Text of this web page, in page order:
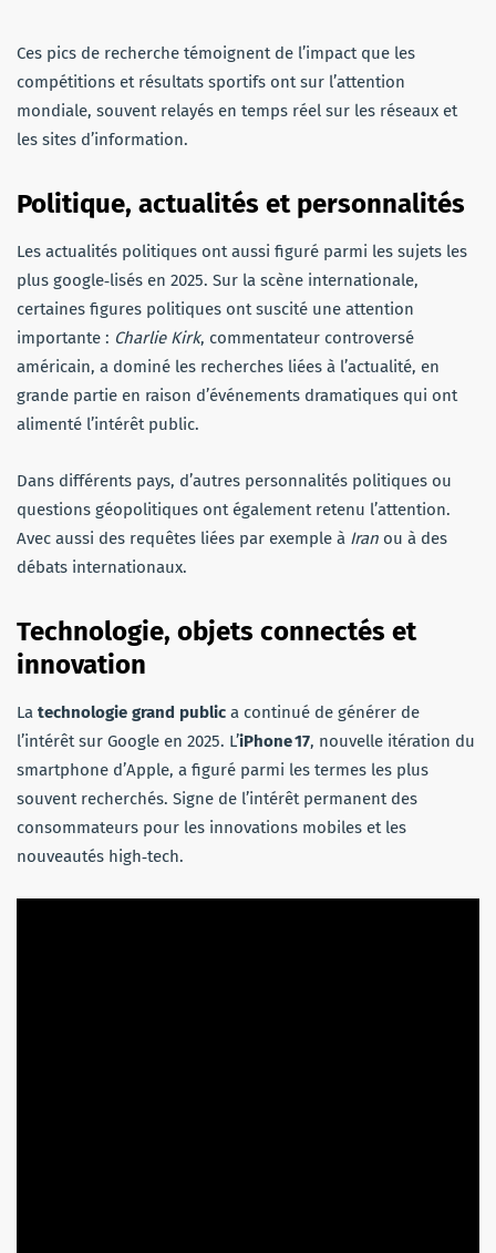
Ces pics de recherche témoignent de l’impact que les
compétitions et résultats sportifs ont sur l’attention
mondiale, souvent relayés en temps réel sur les réseaux et
les sites d’information.
Politique, actualités et personnalités
Les actualités politiques ont aussi figuré parmi les sujets les
plus google‑lisés en 2025. Sur la scène internationale,
certaines figures politiques ont suscité une attention
importante : Charlie Kirk, commentateur controversé
américain, a dominé les recherches liées à l’actualité, en
grande partie en raison d’événements dramatiques qui ont
alimenté l’intérêt public.
Dans différents pays, d’autres personnalités politiques ou
questions géopolitiques ont également retenu l’attention.
Avec aussi des requêtes liées par exemple à Iran ou à des
débats internationaux.
Technologie, objets connectés et
innovation
La technologie grand public a continué de générer de
l’intérêt sur Google en 2025. L’iPhone 17, nouvelle itération du
smartphone d’Apple, a figuré parmi les termes les plus
souvent recherchés. Signe de l’intérêt permanent des
consommateurs pour les innovations mobiles et les
nouveautés high‑tech.